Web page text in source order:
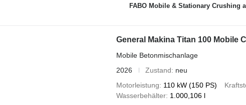
FABO Mobile & Stationary Crushing and Screening Plants
General Makina Titan 100 Mobile
Mobile Betonmischanlage
2026
Zustand
neu
Motorleistung
110 kW (150 PS)
Wasserbehälter 1.000,106 l